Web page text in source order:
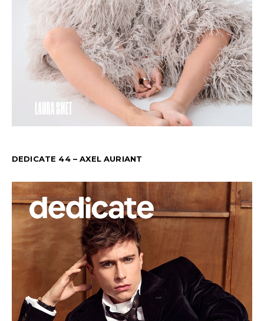
DEDICATE 44 – AXEL AURIANT